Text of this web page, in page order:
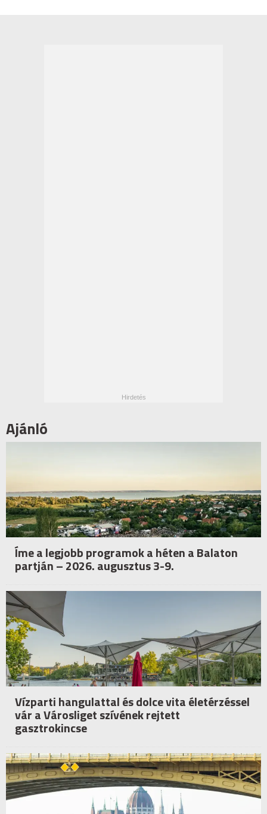
Ajánló
Íme a legjobb programok a héten a Balaton
partján – 2026. augusztus 3-9.
Vízparti hangulattal és dolce vita életérzéssel
vár a Városliget szívének rejtett
gasztrokincse